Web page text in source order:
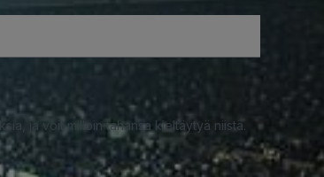
ja voit milloin tahansa kieltäytyä niistä.